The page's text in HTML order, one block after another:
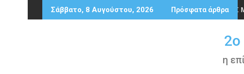
Περάστε
στο
Σάββατο, 8 Αυγούστου, 2026 Πρόσφατα άρθρα
ΣΤΙΣ ΠΑΝΕΛΛΑΔΙΚΕΣ ΕΞΕΤΑΣΕΙΣ ΕΓΚΥΚΛΙΟΣ ΥΠΟΒΟΛΗΣ
η